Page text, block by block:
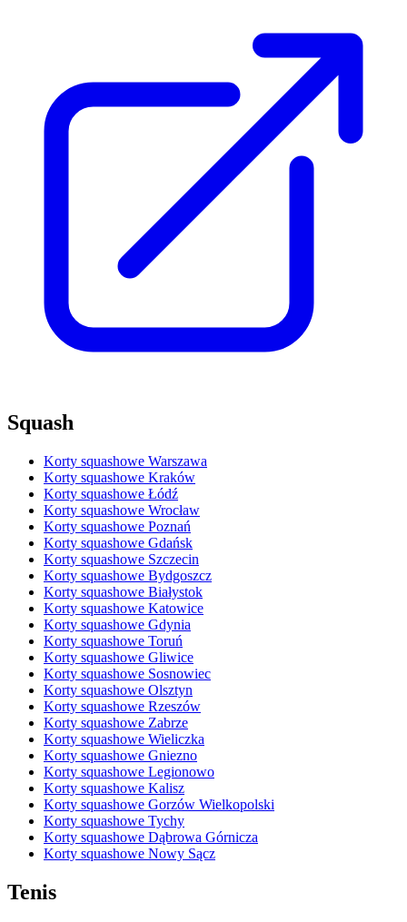
Squash
Korty squashowe Warszawa
Korty squashowe Kraków
Korty squashowe Łódź
Korty squashowe Wrocław
Korty squashowe Poznań
Korty squashowe Gdańsk
Korty squashowe Szczecin
Korty squashowe Bydgoszcz
Korty squashowe Białystok
Korty squashowe Katowice
Korty squashowe Gdynia
Korty squashowe Toruń
Korty squashowe Gliwice
Korty squashowe Sosnowiec
Korty squashowe Olsztyn
Korty squashowe Rzeszów
Korty squashowe Zabrze
Korty squashowe Wieliczka
Korty squashowe Gniezno
Korty squashowe Legionowo
Korty squashowe Kalisz
Korty squashowe Gorzów Wielkopolski
Korty squashowe Tychy
Korty squashowe Dąbrowa Górnicza
Korty squashowe Nowy Sącz
Tenis